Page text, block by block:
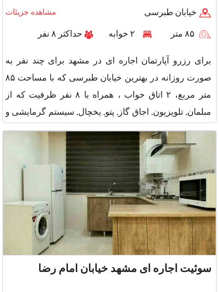
خیابان طبرسی مشاهده جزیئات
حداکثر ۸ نفر
برای رزرو آپارتمان اجاره ای در مشهد برای چند نفر به
صورت روزانه در بهترین خیابان طبرسی که با مساحت ۸۵
متر مربع، ۲ اتاق خواب ، همراه با ۸ نفر ظرفیت که از
مبلمان, تلویزیون, اجاق گاز, پتو, یخچال, سیستم گرمایشی و
سرمایشی
سوئیت اجاره ای مشهد خیابان امام رضا